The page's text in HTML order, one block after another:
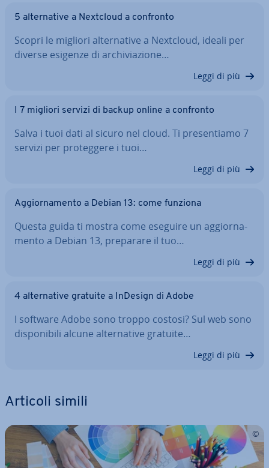
5 al­ter­na­ti­ve a Nextcloud a confronto
Scopri le migliori al­ter­na­ti­ve a Nextcloud, ideali per
diverse esigenze di ar­chi­via­zio­ne…
Leggi di più
I 7 migliori servizi di backup online a confronto
Salva i tuoi dati al sicuro nel cloud. Ti pre­sen­tia­mo 7
servizi per pro­teg­ge­re i tuoi…
Leggi di più
Ag­gior­na­men­to a Debian 13: come funziona
Questa guida ti mostra come eseguire un ag­gior­na­
men­to a Debian 13, preparare il tuo…
Leggi di più
4 al­ter­na­ti­ve gratuite a InDesign di Adobe
I software Adobe sono troppo costosi? Sul web sono
di­spo­ni­bi­li alcune al­ter­na­ti­ve gratuite…
Leggi di più
Articoli simili